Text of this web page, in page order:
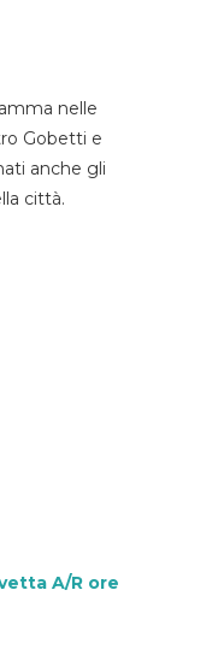
nelle
Gobetti e
anche gli
città.
A/R ore